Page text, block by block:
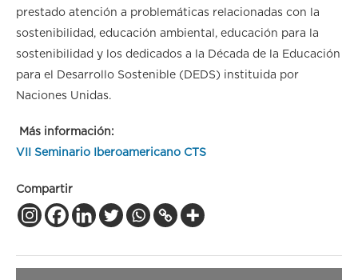
prestado atención a problemáticas relacionadas con la
sostenibilidad, educación ambiental, educación para la
sostenibilidad y los dedicados a la Década de la Educación
para el Desarrollo Sostenible (DEDS) instituida por
Naciones Unidas.
Más información:
VII Seminario Iberoamericano CTS
Compartir